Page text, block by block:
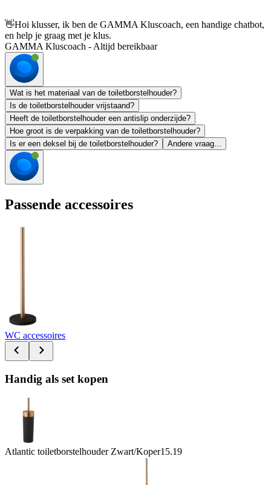
👋Hoi klusser, ik ben de GAMMA Kluscoach, een handige chatbot,
en help je graag met je klus.
GAMMA Kluscoach - Altijd bereikbaar
Wat is het materiaal van de toiletborstelhouder?
Is de toiletborstelhouder vrijstaand?
Heeft de toiletborstelhouder een antislip onderzijde?
Hoe groot is de verpakking van de toiletborstelhouder?
Is er een deksel bij de toiletborstelhouder?
Andere vraag...
Passende accessoires
WC accessoires
Handig als set kopen
Atlantic toiletborstelhouder Zwart/Koper15.19